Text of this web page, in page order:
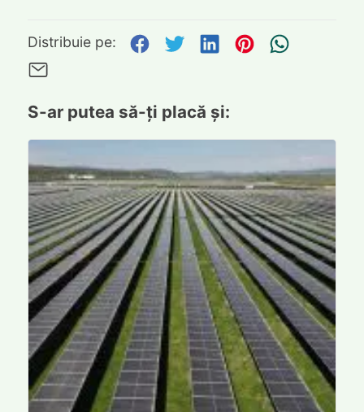
Distribuie pe: Distribuie pe Facebook
Distribuie pe
Distribuie pe
Distribuie
S-ar putea să-ți placă și: